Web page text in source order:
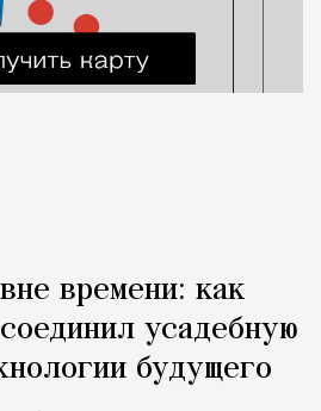
времени: как
усадебную
будущего